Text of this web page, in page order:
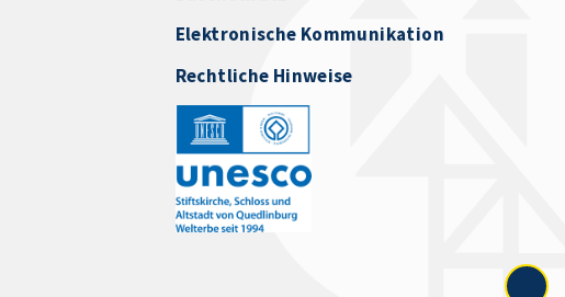
Elektronische Kommunikation
Rechtliche Hinweise